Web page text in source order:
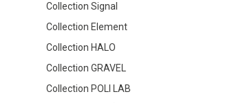
Collection Signal
Collection Element
Collection HALO
Collection GRAVEL
Collection POLI LAB